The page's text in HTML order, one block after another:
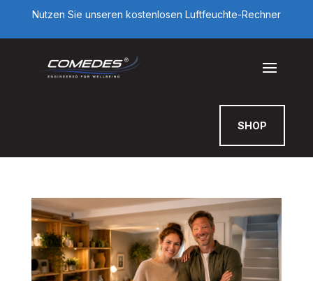
Nutzen Sie unseren kostenlosen Luftfeuchte-Rechner
SHOP